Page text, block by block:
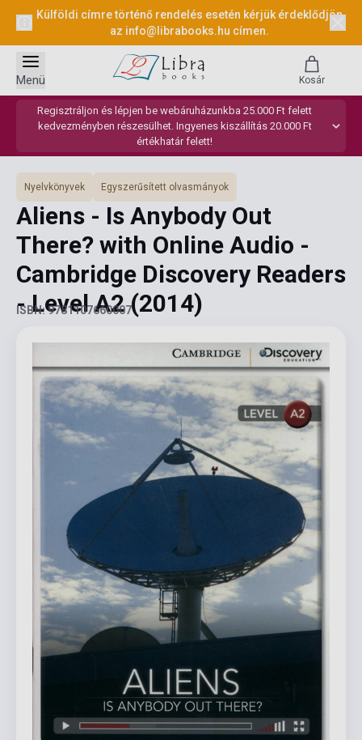
Külföldi címre történő rendelés esetén kérjük érdeklődjön
az info@librabooks.hu címen.
Regisztráljon és lépjen be webáruházunkba 25.000 Ft felett
kedvezményben részesülhet. Ingyenes kiszállítás 20.000 Ft
értékhatár felett!
Menü Kosár
Nyelvkönyvek Egyszerűsített olvasmányok
Aliens - Is Anybody Out
There? with Online Audio -
Cambridge Discovery Readers
- Level A2(2014)
ISBN: 9781107660007